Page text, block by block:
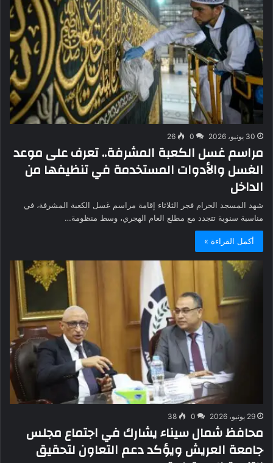
30 يونيو، 2026 0
26
مراسم غسل الكعبة المشرفة.. تعرف على موعد
الغسل والأدوات المستخدمة في تنظيفها من
الداخل
شهد المسجد الحرام فجر الثلاثاء إقامة مراسم غسل الكعبة المشرفة، في
مناسبة سنوية تتجدد مع مطلع العام الهجري، وسط منظومة…
أكمل القراءة »
29 يونيو، 2026 0
38
محافظ شمال سيناء يشارك في اجتماع مجلس
جامعة العريش ويؤكد دعم التعاون لتحقيق